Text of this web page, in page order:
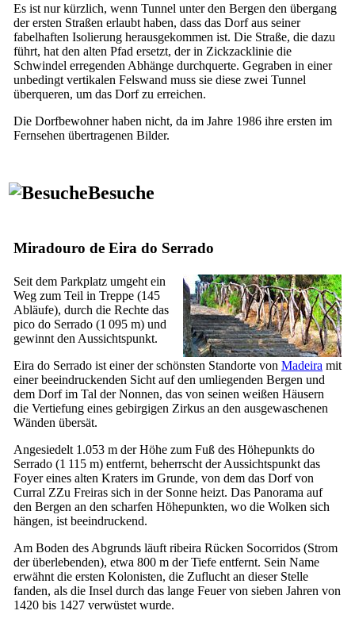
Es ist nur kürzlich, wenn Tunnel unter den Bergen den übergang
der ersten Straßen erlaubt haben, dass das Dorf aus seiner
fabelhaften Isolierung herausgekommen ist. Die Straße, die dazu
führt, hat den alten Pfad ersetzt, der in Zickzacklinie die
Schwindel erregenden Abhänge durchquerte. Gegraben in einer
unbedingt vertikalen Felswand muss sie diese zwei Tunnel
überqueren, um das Dorf zu erreichen.
Die Dorfbewohner haben nicht, da im Jahre 1986 ihre ersten im
Fernsehen übertragenen Bilder.
Besuche
Miradouro de Eira do Serrado
Seit dem Parkplatz umgeht ein
Weg zum Teil in Treppe (145
Abläufe), durch die Rechte das
pico do Serrado (1 095 m) und
gewinnt den Aussichtspunkt.
Eira do Serrado ist einer der schönsten Standorte von Madeira mit
einer beeindruckenden Sicht auf den umliegenden Bergen und
dem Dorf im Tal der Nonnen, das von seinen weißen Häusern
die Vertiefung eines gebirgigen Zirkus an den ausgewaschenen
Wänden übersät.
Angesiedelt 1.053 m der Höhe zum Fuß des Höhepunkts do
Serrado (1 115 m) entfernt, beherrscht der Aussichtspunkt das
Foyer eines alten Kraters im Grunde, von dem das Dorf von
Curral ZZu Freiras sich in der Sonne heizt. Das Panorama auf
den Bergen an den scharfen Höhepunkten, wo die Wolken sich
hängen, ist beeindruckend.
Am Boden des Abgrunds läuft ribeira Rücken Socorridos (Strom
der überlebenden), etwa 800 m der Tiefe entfernt. Sein Name
erwähnt die ersten Kolonisten, die Zuflucht an dieser Stelle
fanden, als die Insel durch das lange Feuer von sieben Jahren von
1420 bis 1427 verwüstet wurde.